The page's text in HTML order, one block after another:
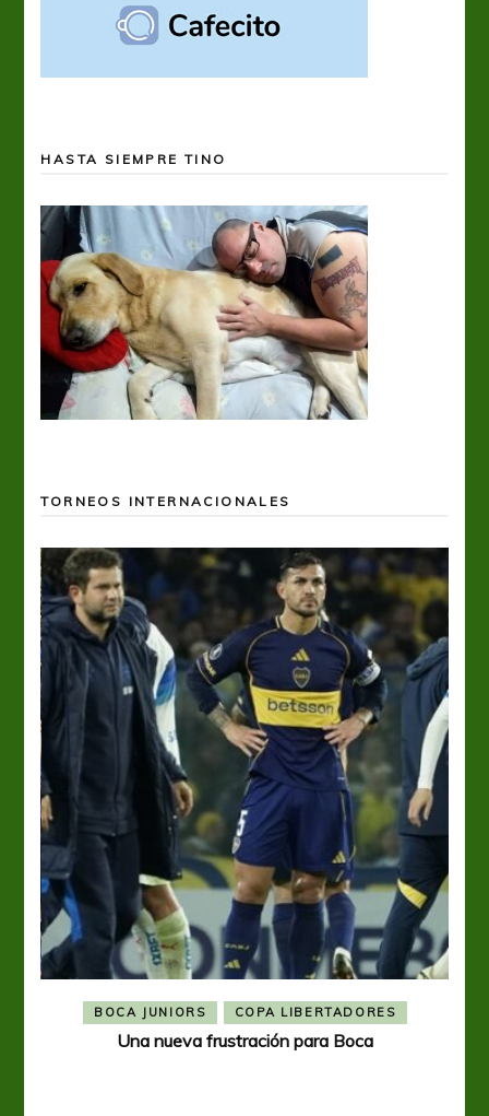
HASTA SIEMPRE TINO
TORNEOS INTERNACIONALES
BOCA JUNIORS COPA LIBERTADORES
Una nueva frustración para Boca